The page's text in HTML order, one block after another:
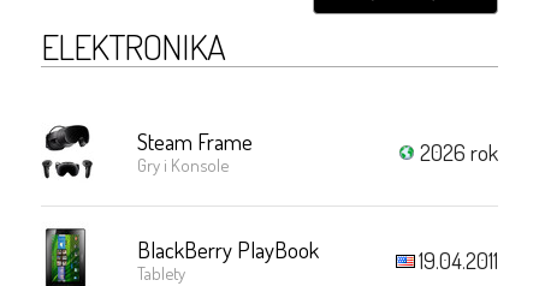
ELEKTRONIKA
Steam Frame
Gry i Konsole 2026 rok
BlackBerry PlayBook
Tablety 19.04.2011